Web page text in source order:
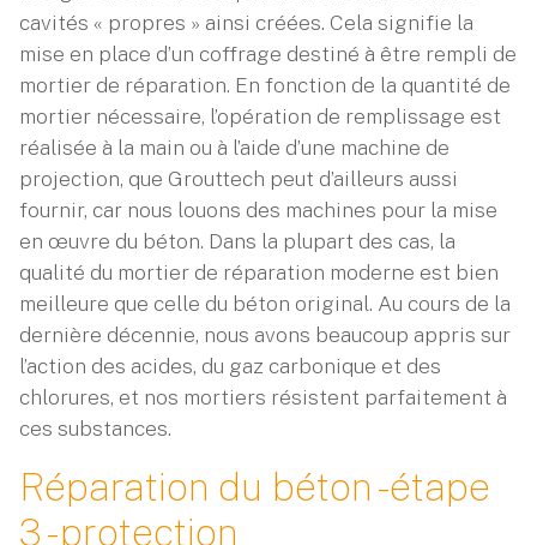
cavités « propres » ainsi créées. Cela signifie la
mise en place d’un coffrage destiné à être rempli de
mortier de réparation. En fonction de la quantité de
mortier nécessaire, l’opération de remplissage est
réalisée à la main ou à l’aide d’une machine de
projection, que Grouttech peut d’ailleurs aussi
fournir, car nous louons des machines pour la mise
en œuvre du béton. Dans la plupart des cas, la
qualité du mortier de réparation moderne est bien
meilleure que celle du béton original. Au cours de la
dernière décennie, nous avons beaucoup appris sur
l’action des acides, du gaz carbonique et des
chlorures, et nos mortiers résistent parfaitement à
ces substances.
Réparation du béton - étape
3 - protection